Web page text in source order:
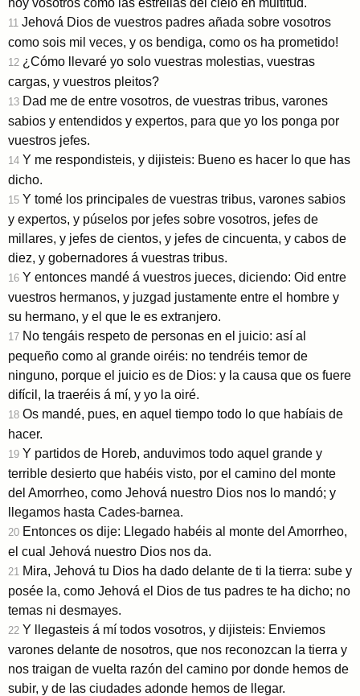
11 Jehová Dios de vuestros padres añada sobre vosotros
como sois mil veces, y os bendiga, como os ha prometido!
12 ¿Cómo llevaré yo solo vuestras molestias, vuestras
cargas, y vuestros pleitos?
13 Dad me de entre vosotros, de vuestras tribus, varones
sabios y entendidos y expertos, para que yo los ponga por
vuestros jefes.
14 Y me respondisteis, y dijisteis: Bueno es hacer lo que has
dicho.
15 Y tomé los principales de vuestras tribus, varones sabios
y expertos, y púselos por jefes sobre vosotros, jefes de
millares, y jefes de cientos, y jefes de cincuenta, y cabos de
diez, y gobernadores á vuestras tribus.
16 Y entonces mandé á vuestros jueces, diciendo: Oid entre
vuestros hermanos, y juzgad justamente entre el hombre y
su hermano, y el que le es extranjero.
17 No tengáis respeto de personas en el juicio: así al
pequeño como al grande oiréis: no tendréis temor de
ninguno, porque el juicio es de Dios: y la causa que os fuere
difícil, la traeréis á mí, y yo la oiré.
18 Os mandé, pues, en aquel tiempo todo lo que habíais de
hacer.
19 Y partidos de Horeb, anduvimos todo aquel grande y
terrible desierto que habéis visto, por el camino del monte
del Amorrheo, como Jehová nuestro Dios nos lo mandó; y
llegamos hasta Cades-barnea.
20 Entonces os dije: Llegado habéis al monte del Amorrheo,
el cual Jehová nuestro Dios nos da.
21 Mira, Jehová tu Dios ha dado delante de ti la tierra: sube y
posée la, como Jehová el Dios de tus padres te ha dicho; no
temas ni desmayes.
22 Y llegasteis á mí todos vosotros, y dijisteis: Enviemos
varones delante de nosotros, que nos reconozcan la tierra y
nos traigan de vuelta razón del camino por donde hemos de
subir, y de las ciudades adonde hemos de llegar.